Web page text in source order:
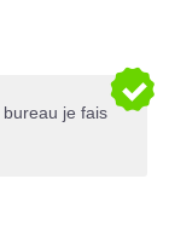
je fais